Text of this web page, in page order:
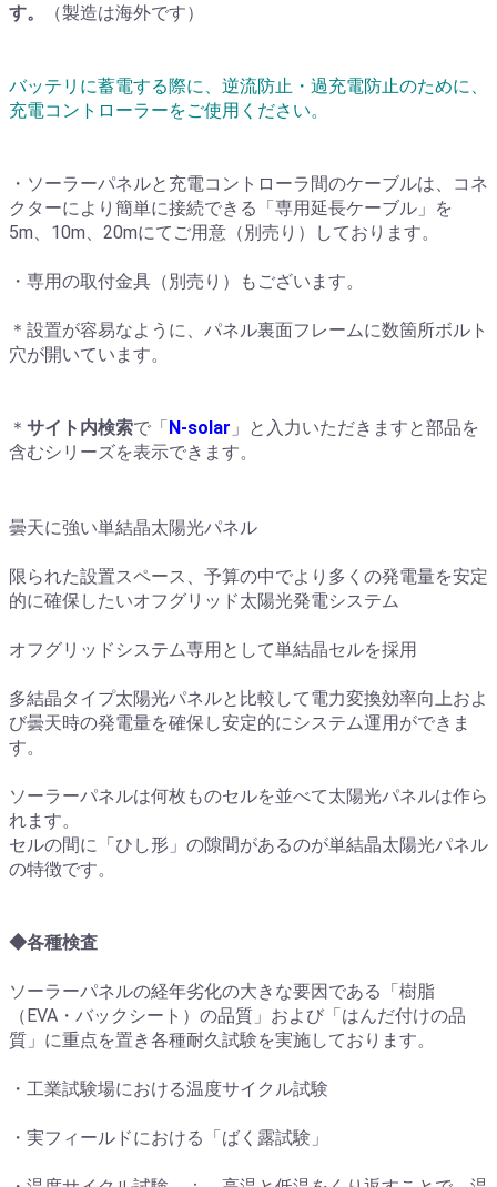
す。
（製造は海外です）
バッテリに蓄電する際に、逆流防止・過充電防止のために、
充電コントローラーをご使用ください。
・ソーラーパネルと充電コントローラ間のケーブルは、コネ
クターにより簡単に接続できる「専用延長ケーブル」を
5m、10m、20mにてご用意（別売り）しております。
・専用の取付金具（別売り）もございます。
＊設置が容易なように、パネル裏面フレームに数箇所ボルト
穴が開いています。
＊ サイト内検索で「N-solar 」と入力いただきますと部品を
含むシリーズを表示できます。
曇天に強い単結晶太陽光パネル
限られた設置スペース、予算の中でより多くの発電量を安定
的に確保したいオフグリッド太陽光発電システム
オフグリッドシステム専用として単結晶セルを採用
多結晶タイプ太陽光パネルと比較して電力変換効率向上およ
び曇天時の発電量を確保し安定的にシステム運用ができま
す。
ソーラーパネルは何枚ものセルを並べて太陽光パネルは作ら
れます。
セルの間に「ひし形」の隙間があるのが単結晶太陽光パネル
の特徴です。
◆各種検査
ソーラーパネルの経年劣化の大きな要因である「樹脂
（EVA・バックシート）の品質」および「はんだ付けの品
質」に重点を置き各種耐久試験を実施しております。
・工業試験場における温度サイクル試験
・実フィールドにおける「ばく露試験」